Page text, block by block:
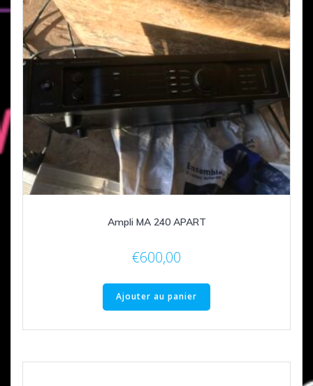
Ampli MA 240 APART
€600,00
Ajouter au panier